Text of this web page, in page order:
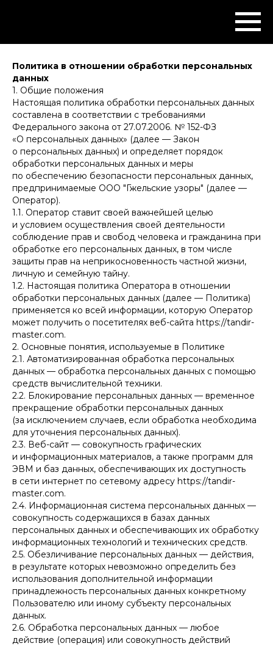
Политика в отношении обработки персональных
данных
1. Общие положения
Настоящая политика обработки персональных данных
составлена в соответствии с требованиями
Федерального закона от 27.07.2006. № 152-ФЗ
«О персональных данных» (далее — Закон
о персональных данных) и определяет порядок
обработки персональных данных и меры
по обеспечению безопасности персональных данных,
предпринимаемые ООО "Гжельские узоры" (далее —
Оператор).
1.1. Оператор ставит своей важнейшей целью
и условием осуществления своей деятельности
соблюдение прав и свобод человека и гражданина при
обработке его персональных данных, в том числе
защиты прав на неприкосновенность частной жизни,
личную и семейную тайну.
1.2. Настоящая политика Оператора в отношении
обработки персональных данных (далее — Политика)
применяется ко всей информации, которую Оператор
может получить о посетителях веб-сайта https://tandir-
master.com.
2. Основные понятия, используемые в Политике
2.1. Автоматизированная обработка персональных
данных — обработка персональных данных с помощью
средств вычислительной техники.
2.2. Блокирование персональных данных — временное
прекращение обработки персональных данных
(за исключением случаев, если обработка необходима
для уточнения персональных данных).
2.3. Веб-сайт — совокупность графических
и информационных материалов, а также программ для
ЭВМ и баз данных, обеспечивающих их доступность
в сети интернет по сетевому адресу https://tandir-
master.com.
2.4. Информационная система персональных данных —
совокупность содержащихся в базах данных
персональных данных и обеспечивающих их обработку
информационных технологий и технических средств.
2.5. Обезличивание персональных данных — действия,
в результате которых невозможно определить без
использования дополнительной информации
принадлежность персональных данных конкретному
Пользователю или иному субъекту персональных
данных.
2.6. Обработка персональных данных — любое
действие (операция) или совокупность действий